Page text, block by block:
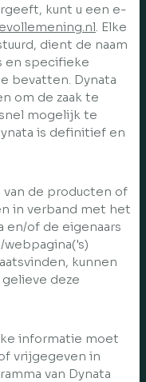
kunt u een e-
. Elke
dient de naam
en specifieke
bevatten. Dynata
om de zaak te
mogelijk te
is definitief en
van de producten of
in verband met het
en/of de eigenaars
kunnen
deze
informatie moet
vrijgegeven in
van Dynata